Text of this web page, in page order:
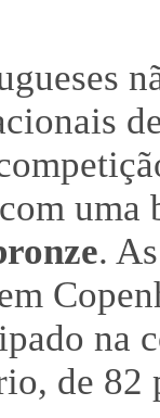
uma
.
na
de 82